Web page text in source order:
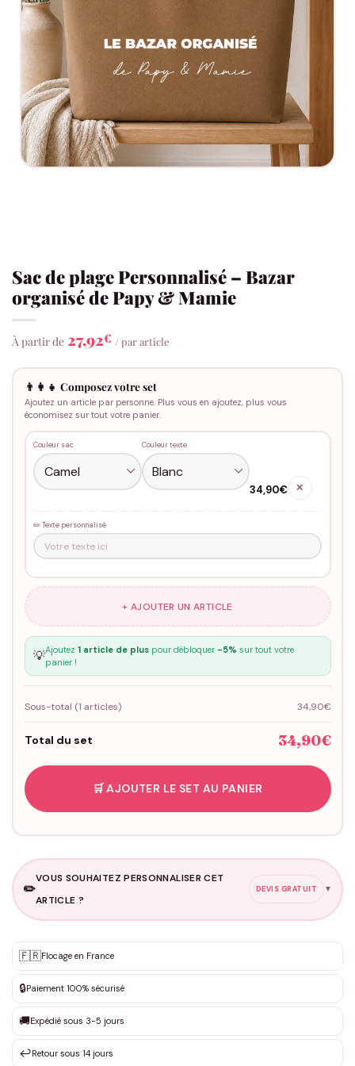
Sac de plage Personnalisé – Bazar
organisé de Papy & Mamie
À partir de 27,92€ / par article
👨‍👩‍👧 Composez votre set
Ajoutez un article par personne. Plus vous en ajoutez, plus vous
économisez sur tout votre panier.
Couleur sac Couleur texte
34,90€ ✕
✏️ Texte personnalisé
+ AJOUTER UN ARTICLE
💡Ajoutez 1 article de pluspour débloquer -5% sur tout votre
panier !
Sous-total (1 articles) 34,90€
Total du set 34,90€
🛒 AJOUTER LE SET AU PANIER
✏️
VOUS SOUHAITEZ PERSONNALISER CET
ARTICLE ?
DEVIS GRATUIT ▼
✨ Personnalisation sur mesure
DEVIS GRATUIT · Personnalisation de 3 à 10€ selon la demande
Que souhaitez-vous ?*
🇫🇷Flocage en France
🔒Paiement 100% sécurisé
🚚Expédié sous 3-5 jours
↩️Retour sous 14 jours